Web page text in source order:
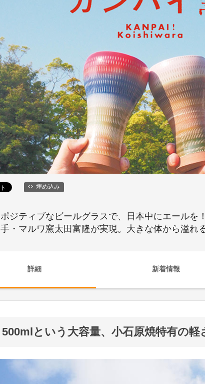
埋め込み
ジティブなビールグラスで、日本中にエール
・マルワ窯太田富隆が実現。大きな体から溢れ
詳細 新着情報
500mlという大容量、小石原焼特有の軽